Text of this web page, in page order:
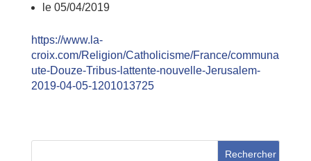
le 05/04/2019
https://www.la-
croix.com/Religion/Catholicisme/France/communa
ute-Douze-Tribus-lattente-nouvelle-Jerusalem-
2019-04-05-1201013725